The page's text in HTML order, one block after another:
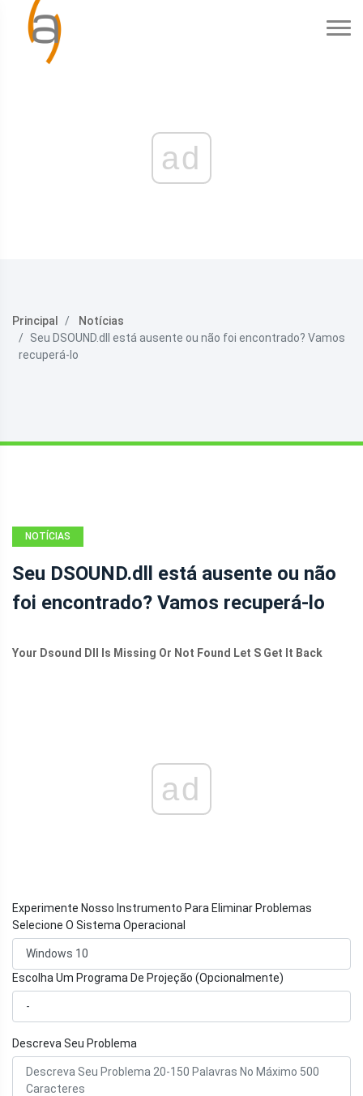
ad
Principal
Notícias
Seu DSOUND.dll está ausente ou não foi encontrado? Vamos
recuperá-lo
NOTÍCIAS
Seu DSOUND.dll está ausente ou não
foi encontrado? Vamos recuperá-lo
Your Dsound Dll Is Missing Or Not Found Let S Get It Back
ad
Experimente Nosso Instrumento Para Eliminar Problemas
Selecione O Sistema Operacional
Escolha Um Programa De Projeção (Opcionalmente)
Descreva Seu Problema